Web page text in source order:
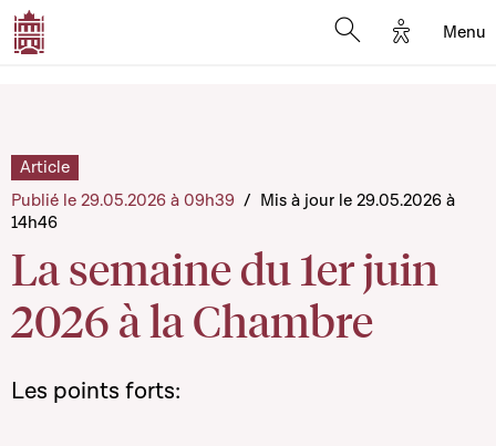
Options
Menu
La semaine du 1er juin
2026 à la Chambre
Article
Publié le 29.05.2026 à 09h39 / Mis à jour le 29.05.2026 à
14h46
Les points forts: